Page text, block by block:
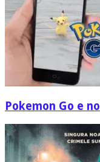
Pokemon Go e